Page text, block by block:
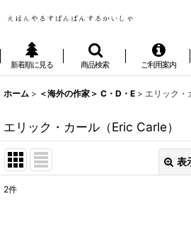
新着順に見る 商品検索 ご利用案内
ホーム > ＜海外の作家＞ C・D・E > エリック・
エリック・カール（Eric Carle）
表
2件